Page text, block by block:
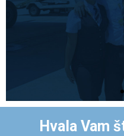
Hvala Vam